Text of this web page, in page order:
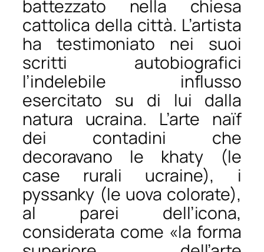
battezzato nella chiesa
cattolica della città. L’artista
ha testimoniato nei suoi
scritti autobiografici
l’indelebile influsso
esercitato su di lui dalla
natura ucraina. L’arte naïf
dei contadini che
decoravano le khaty (le
case rurali ucraine), i
pyssanky (le uova colorate),
al parei dell’icona,
considerata come «la forma